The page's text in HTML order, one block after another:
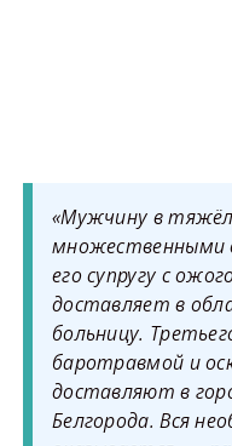
«Мужчину в
множественными
его супругу с
доставляет в
больницу.
баротравмой и
доставляют в
Белгорода. Вся